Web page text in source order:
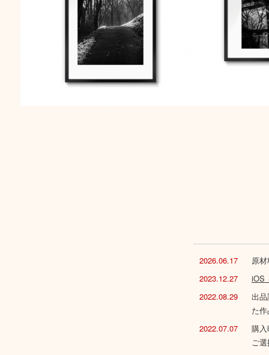
2026.06.17
原
2023.12.27
iOS
2022.08.29
出
た
2022.07.07
購
ご